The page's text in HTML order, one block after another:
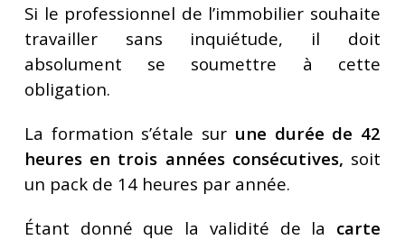
Si le professionnel de l’immobilier souhaite
travailler sans inquiétude, il doit
absolument se soumettre à cette
obligation.
La formation s’étale sur une durée de 42
heures en trois années consécutives, soit
un pack de 14 heures par année.
Étant donné que la validité de la carte